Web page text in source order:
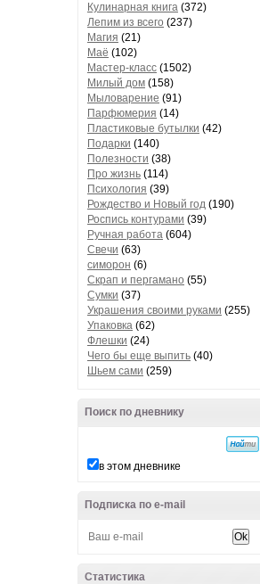
Кулинарная книга (372)
Лепим из всего (237)
Магия (21)
Маё (102)
Мастер-класс (1502)
Милый дом (158)
Мыловарение (91)
Парфюмерия (14)
Пластиковые бутылки (42)
Подарки (140)
Полезности (38)
Про жизнь (114)
Психология (39)
Рождество и Новый год (190)
Роспись контурами (39)
Ручная работа (604)
Свечи (63)
симорон (6)
Скрап и пергамано (55)
Сумки (37)
Украшения своими руками (255)
Упаковка (62)
Флешки (24)
Чего бы еще выпить (40)
Шьем сами (259)
Поиск по дневнику
в этом дневнике
Подписка по e-mail
Статистика